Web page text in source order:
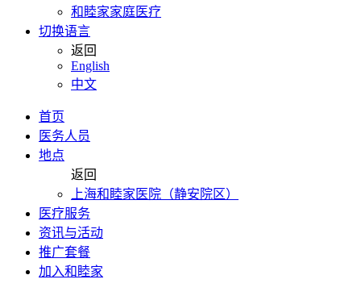
和睦家家庭医疗
切换语言
返回
English
中文
首页
医务人员
地点
返回
上海和睦家医院（静安院区）
医疗服务
资讯与活动
推广套餐
加入和睦家